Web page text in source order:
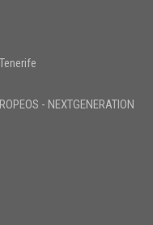
- NEXTGENERATION